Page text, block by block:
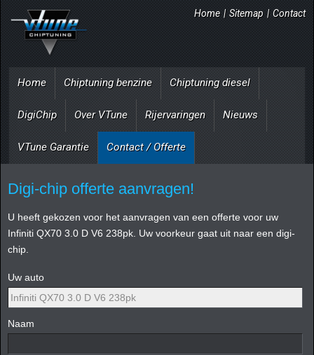
Home | Sitemap | Contact
Home Chiptuning benzine Chiptuning diesel
DigiChip Over VTune Rijervaringen Nieuws
VTune Garantie Contact / Offerte
Digi-chip offerte aanvragen!
U heeft gekozen voor het aanvragen van een offerte voor uw
Infiniti QX70 3.0 D V6 238pk. Uw voorkeur gaat uit naar een digi-
chip.
Uw auto
Naam